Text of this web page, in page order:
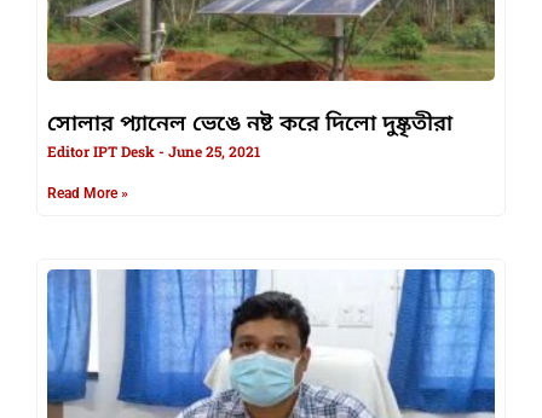
সোলার প্যানেল ভেঙে নষ্ট করে দিলো দুষ্কৃতীরা
Editor IPT Desk June 25, 2021
Read More »